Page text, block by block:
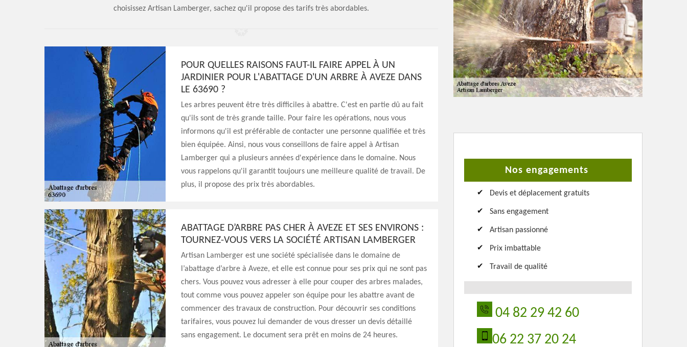
choisissez Artisan Lamberger, sachez qu'il propose des tarifs très abordables.
POUR QUELLES RAISONS FAUT-IL FAIRE APPEL À UN
JARDINIER POUR L'ABATTAGE D'UN ARBRE À AVEZE DANS
LE 63690 ?
Les arbres peuvent être très difficiles à abattre. C'est en partie dû au fait
qu'ils sont de très grande taille. Pour faire les opérations, nous vous
informons qu'il est préférable de contacter une personne qualifiée et très
bien équipée. Ainsi, nous vous conseillons de faire appel à Artisan
Lamberger qui a plusieurs années d'expérience dans le domaine. Nous
vous rappelons qu'il garantit toujours une meilleure qualité de travail. De
plus, il propose des prix très abordables.
ABATTAGE D’ARBRE PAS CHER À AVEZE ET SES ENVIRONS :
TOURNEZ-VOUS VERS LA SOCIÉTÉ ARTISAN LAMBERGER
Artisan Lamberger est une société spécialisée dans le domaine de
l’abattage d’arbre à Aveze, et elle est connue pour ses prix qui ne sont pas
chers. Vous pouvez vous adresser à elle pour couper des arbres malades,
tout comme vous pouvez appeler son équipe pour les abattre avant de
commencer des travaux de construction. Pour découvrir ses conditions
tarifaires, vous pouvez lui demander de vous dresser un devis détaillé
sans engagement. Le document sera prêt en moins de 24 heures.
Nos engagements
Devis et déplacement gratuits
Sans engagement
Artisan passionné
Prix imbattable
Travail de qualité
04 82 29 42 60
06 22 37 20 24